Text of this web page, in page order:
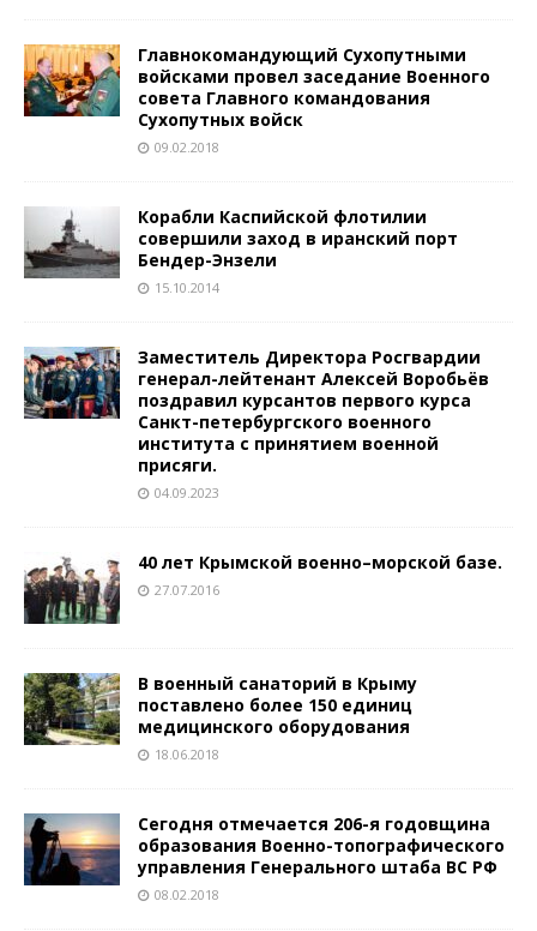
Главнокомандующий Сухопутными
войсками провел заседание Военного
совета Главного командования
Сухопутных войск
09.02.2018
Корабли Каспийской флотилии
совершили заход в иранский порт
Бендер-Энзели
15.10.2014
Заместитель Директора Росгвардии
генерал-лейтенант Алексей Воробьёв
поздравил курсантов первого курса
Санкт-петербургского военного
института с принятием военной
присяги.
04.09.2023
40 лет Крымской военно–морской базе.
27.07.2016
В военный санаторий в Крыму
поставлено более 150 единиц
медицинского оборудования
18.06.2018
Сегодня отмечается 206-я годовщина
образования Военно-топографического
управления Генерального штаба ВС РФ
08.02.2018